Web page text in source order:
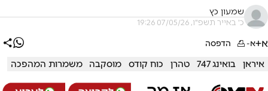
שמעון כץ
כ' באייר תשפ"ו, 07/05/26 19:26
א+א- הדפסה
איראן בואינג 747 טהרן כוח קודס מוסקבה משמרות המהפכה